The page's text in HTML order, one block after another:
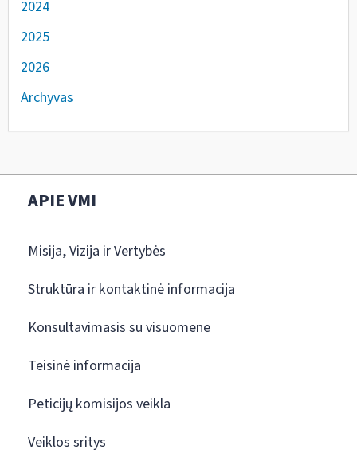
2024
2025
2026
Archyvas
APIE VMI
Misija, Vizija ir Vertybės
Struktūra ir kontaktinė informacija
Konsultavimasis su visuomene
Teisinė informacija
Peticijų komisijos veikla
Veiklos sritys